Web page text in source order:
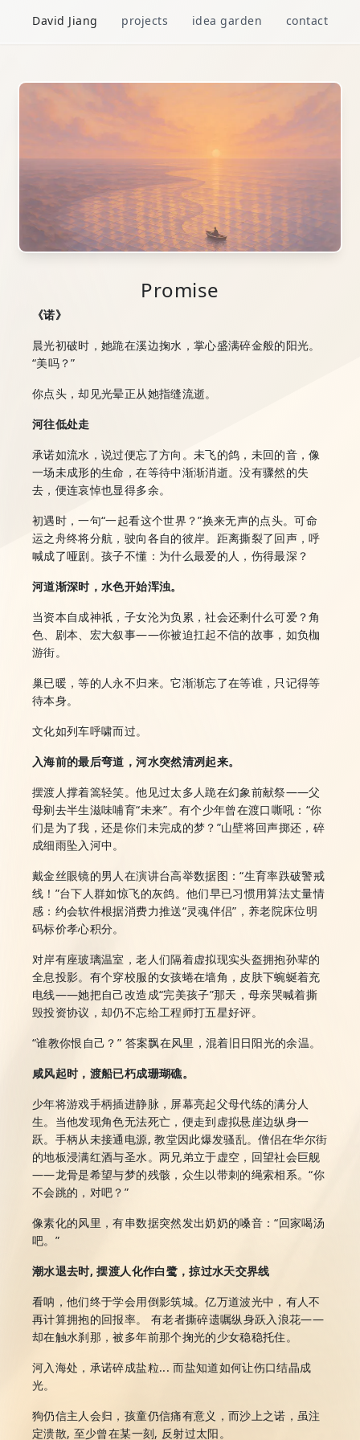
David Jiang projects idea garden contact
Promise
《诺》
晨光初破时，她跪在溪边掬水，掌心盛满碎金般的阳光。
“美吗？”
你点头，却见光晕正从她指缝流逝。
河往低处走
承诺如流水，说过便忘了方向。未飞的鸽，未回的音，像
一场未成形的生命，在等待中渐渐消逝。没有骤然的失
去，便连哀悼也显得多余。
初遇时，一句“一起看这个世界？”换来无声的点头。可命
运之舟终将分航，驶向各自的彼岸。距离撕裂了回声，呼
喊成了哑剧。孩子不懂：为什么最爱的人，伤得最深？
河道渐深时，水色开始浑浊。
当资本自成神祇，子女沦为负累，社会还剩什么可爱？角
色、剧本、宏大叙事——你被迫扛起不信的故事，如负枷
游街。
巢已暖，等的人永不归来。它渐渐忘了在等谁，只记得等
待本身。
文化如列车呼啸而过。
入海前的最后弯道，河水突然清冽起来。
摆渡人撑着篙轻笑。他见过太多人跪在幻象前献祭——父
母剜去半生滋味哺育“未来”。有个少年曾在渡口嘶吼：“你
们是为了我，还是你们未完成的梦？”山壁将回声掷还，碎
成细雨坠入河中。
戴金丝眼镜的男人在演讲台高举数据图：“生育率跌破警戒
线！”台下人群如惊飞的灰鸽。他们早已习惯用算法丈量情
感：约会软件根据消费力推送“灵魂伴侣”，养老院床位明
码标价孝心积分。
对岸有座玻璃温室，老人们隔着虚拟现实头盔拥抱孙辈的
全息投影。有个穿校服的女孩蜷在墙角，皮肤下蜿蜒着充
电线——她把自己改造成“完美孩子”那天，母亲哭喊着撕
毁投资协议，却仍不忘给工程师打五星好评。
“谁教你恨自己？” 答案飘在风里，混着旧日阳光的余温。
咸风起时，渡船已朽成珊瑚礁。
少年将游戏手柄插进静脉，屏幕亮起父母代练的满分人
生。当他发现角色无法死亡，便走到虚拟悬崖边纵身一
跃。手柄从未接通电源, 教堂因此爆发骚乱。僧侣在华尔街
的地板浸满红酒与圣水。两兄弟立于虚空，回望社会巨舰
——龙骨是希望与梦的残骸，众生以带刺的绳索相系。“你
不会跳的，对吧？”
像素化的风里，有串数据突然发出奶奶的嗓音：“回家喝汤
吧。”
潮水退去时, 摆渡人化作白鹭，掠过水天交界线
看呐，他们终于学会用倒影筑城。亿万道波光中，有人不
再计算拥抱的回报率。 有老者撕碎遗嘱纵身跃入浪花——
却在触水刹那，被多年前那个掬光的少女稳稳托住。
河入海处，承诺碎成盐粒... 而盐知道如何让伤口结晶成
光。
狗仍信主人会归，孩童仍信痛有意义，而沙上之诺，虽注
定溃散, 至少曾在某一刻, 反射过太阳。